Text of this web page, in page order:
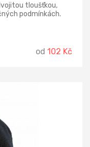
tloušťkou,
podmínkách.
od 102 Kč